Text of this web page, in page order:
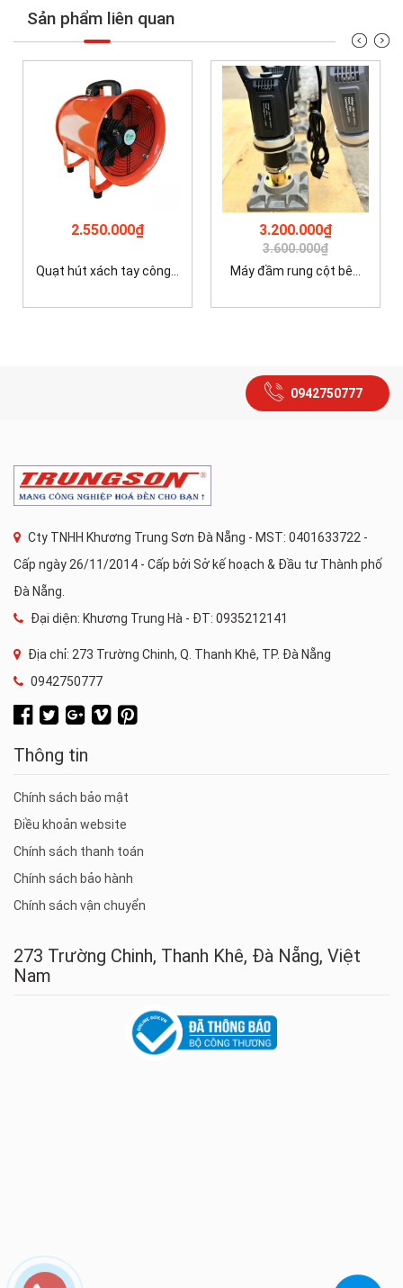
Sản phẩm liên quan
2.550.000₫
Quạt hút xách tay công...
3.200.000₫
3.600.000₫
Máy đầm rung cột bê...
0942750777
Cty TNHH Khương Trung Sơn Đà Nẵng - MST: 0401633722 -
Cấp ngày 26/11/2014 - Cấp bởi Sở kế hoạch & Đầu tư Thành phố
Đà Nẵng.
Đại diện: Khương Trung Hà - ĐT: 0935212141
Địa chỉ: 273 Trường Chinh, Q. Thanh Khê, TP. Đà Nẵng
0942750777
Thông tin
Chính sách bảo mật
Điều khoản website
Chính sách thanh toán
Chính sách bảo hành
Chính sách vận chuyển
273 Trường Chinh, Thanh Khê, Đà Nẵng, Việt
Nam